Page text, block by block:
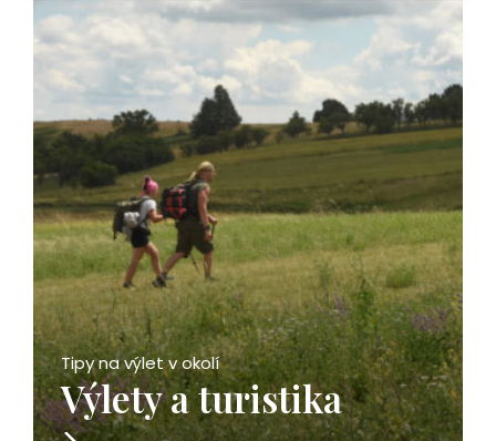
Tipy na výlet v okolí
Výlety a turistika